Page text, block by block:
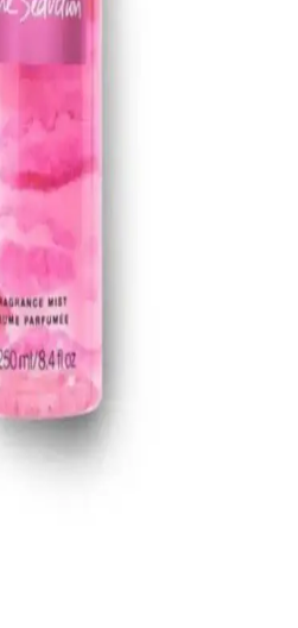
süredir popüler olan, parlaklık
Kullanımı kolay ve taşınabilir
ve So Natural All
ve Tasarruf
ve So Natural All Day Tight Make
cam cilt efekti ve uzun süre kalıcılık
önerileri ve bütçe dostu satın
Solüsyonu: Doğal ve Uzun
Çözümü
doğal yapıya zarar vermeden
güvenilir bir kozmetik ürünüdür.
güçlendirir.